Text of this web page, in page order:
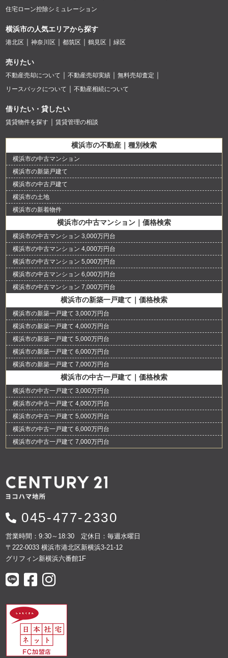
住宅ローン控除シミュレーション
横浜市の人気エリアから探す
港北区 神奈川区 都筑区 鶴見区 緑区
売りたい
不動産売却について 不動産売却実績
無料売却査定
リースバックについて
不動産相続について
借りたい・貸したい
賃貸物件を探す 賃貸管理の相談
横浜市の不動産｜種別検索
横浜市の中古マンション
横浜市の新築戸建て
横浜市の中古戸建て
横浜市の土地
横浜市の新着物件
横浜市の中古マンション｜価格検索
横浜市の中古マンション 3,000万円台
横浜市の中古マンション 4,000万円台
横浜市の中古マンション 5,000万円台
横浜市の中古マンション 6,000万円台
横浜市の中古マンション 7,000万円台
横浜市の新築一戸建て｜価格検索
横浜市の新築一戸建て 3,000万円台
横浜市の新築一戸建て 4,000万円台
横浜市の新築一戸建て 5,000万円台
横浜市の新築一戸建て 6,000万円台
横浜市の新築一戸建て 7,000万円台
横浜市の中古一戸建て｜価格検索
横浜市の中古一戸建て 3,000万円台
横浜市の中古一戸建て 4,000万円台
横浜市の中古一戸建て 5,000万円台
横浜市の中古一戸建て 6,000万円台
横浜市の中古一戸建て 7,000万円台
045-477-2330
営業時間：9:30～18:30 定休日：毎週水曜日
〒222-0033 横浜市港北区新横浜3-21-12
グリフィン新横浜六番館1F